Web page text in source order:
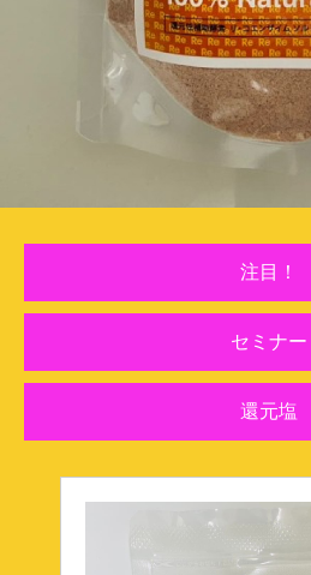
注目！
セミナー
還元塩